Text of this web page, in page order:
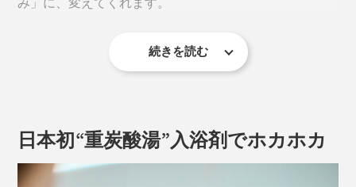
続きを読む
日本初“重炭酸湯”入浴剤でホカホカ